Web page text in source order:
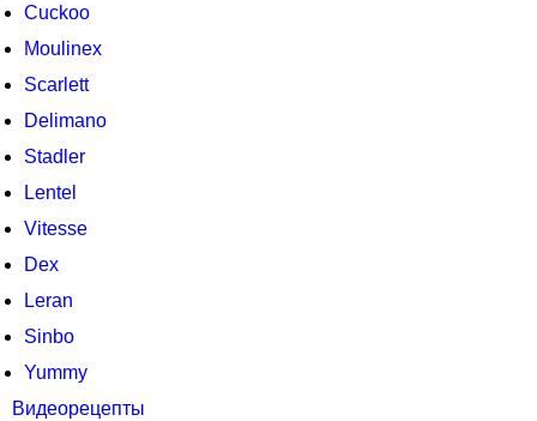
Cuckoo
Moulinex
Scarlett
Delimano
Stadler
Lentel
Vitesse
Dex
Leran
Sinbo
Yummy
Видеорецепты